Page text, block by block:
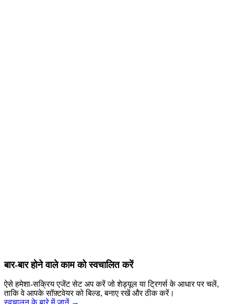
बार-बार होने वाले काम को स्वचालित करें
ऐसे हमेशा-सक्रिय एजेंट सेट अप करें जो शेड्यूल या ट्रिगर्स के आधार पर चलें,
ताकि वे आपके सॉफ़्टवेयर को बिल्ड, बनाए रखें और ठीक करें।